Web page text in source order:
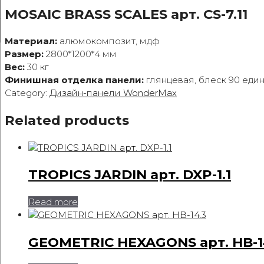
MOSAIC BRASS SCALES арт. CS-7.11
Материал: алюмокомпозит, мдф
Размер: 2800*1200*4 мм
Вес: 30 кг
Финишная отделка панели: глянцевая, блеск 90
Category: Дизайн-панели WonderMax
Related products
TROPICS JARDIN арт. DXP-1.1
Read more
GEOMETRIC HEXAGONS арт. HB-